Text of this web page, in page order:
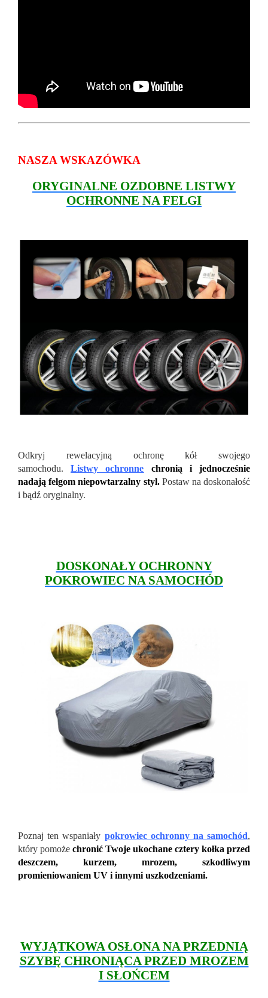
NASZA WSKAZÓWKA
ORYGINALNE OZDOBNE LISTWY
OCHRONNE NA FELGI
Odkryj rewelacyjną ochronę kół swojego
samochodu.Listwy ochronne chronią i jednocześnie
nadają felgom niepowtarzalny styl.Postaw na doskonałość
i bądź oryginalny.
DOSKONAŁY OCHRONNY
POKROWIEC NA SAMOCHÓD
Poznaj ten wspaniały pokrowiec ochronny na samochód,
który pomoże chronić Twoje ukochane cztery kołka przed
deszczem, kurzem, mrozem, szkodliwym
promieniowaniem UV i innymi uszkodzeniami.
WYJĄTKOWA OSŁONA NA PRZEDNIĄ
SZYBĘ CHRONIĄCA PRZED MROZEM
I SŁOŃCEM